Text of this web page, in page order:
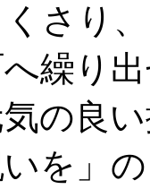
さり
繰り
の良
を」